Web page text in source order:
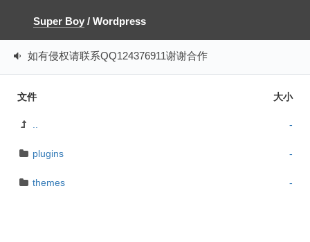
Super Boy / Wordpress
如有侵权请联系QQ124376911谢谢合作
文件 大小
-
plugins -
themes -